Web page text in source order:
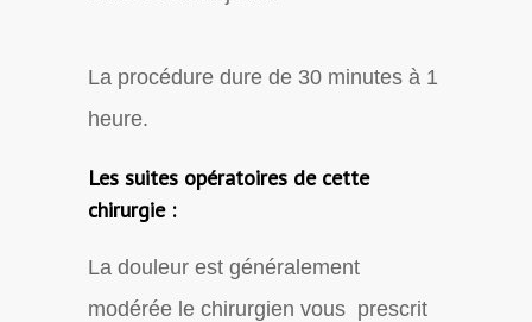
La procédure dure de 30 minutes à 1
heure.
Les suites opératoires de cette
chirurgie :
La douleur est généralement
modérée le chirurgien vous prescrit